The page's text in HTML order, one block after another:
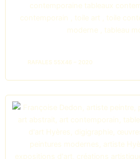
RAFALES 55X46 – 2020